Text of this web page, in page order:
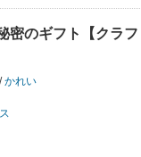
密のギフト【クラ
/かれい